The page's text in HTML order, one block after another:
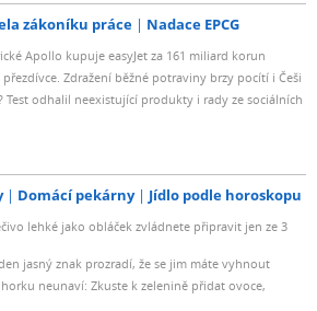
zákoníku práce Nadace EPCG
Apollo kupuje easyJet za 161 miliard korun
Zdražení běžné potraviny brzy pocítí i Češi
Test odhalil neexistující produkty i rady ze sociálních
Domácí pekárny Jídlo podle horoskopu
lehké jako obláček zvládnete připravit jen ze 3
jasný znak prozradí, že se jim máte vyhnout
neunaví: Zkuste k zelenině přidat ovoce,